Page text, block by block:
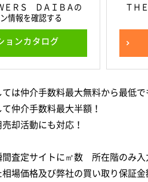
ＥＲＳ ＤＡＩＢＡの
情報を確認する
ョンカタログ
ＴＨ
は仲介手数料最大無料から最低
仲介手数料最大半額！
却活動にも対応！
査定サイトに㎡数 所在階のみ入
場価格及び弊社の買い取り保証